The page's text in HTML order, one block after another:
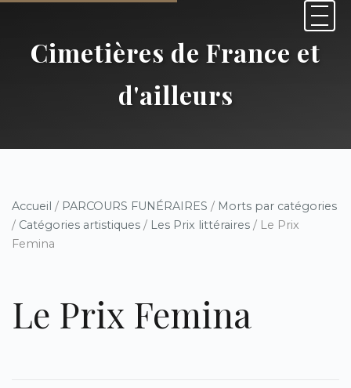
Cimetières de France et
d'ailleurs
Accueil / PARCOURS FUNÉRAIRES / Morts par catégories
/ Catégories artistiques / Les Prix littéraires / Le Prix
Femina
Le Prix Femina